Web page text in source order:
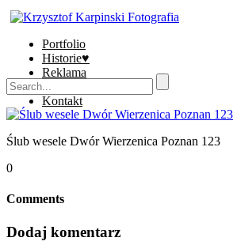
Portfolio
Historie♥
Reklama
Sklep
Kontakt
Ślub wesele Dwór Wierzenica Poznan 123
0
Comments
Dodaj komentarz